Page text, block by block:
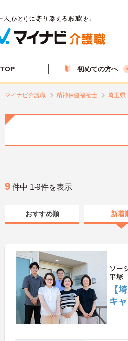
TOP 初めての方へ
マイナビ介護職 精神保健福祉士 埼玉県
9 件中 1-9件を表示
おすすめ順 新着
ソー
平塚
【
キ